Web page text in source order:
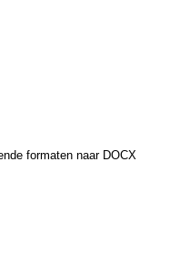
formaten naar DOCX